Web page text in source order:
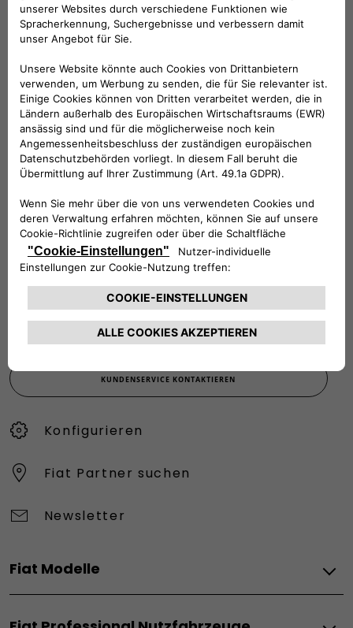
Folge uns
VERKAUFSBERATUNG​:
Werktags Montag - Freitag: 09:00 – 18:00 Uhr
KUNDENSERVICE:
Werktags Montag - Freitag: 08:30 – 17:30 Uhr
00 800 342 800 00
KUNDENSERVICE KONTAKTIEREN
Konfigurieren​
Fiat Partner suchen
Newsletter
Fiat Modelle